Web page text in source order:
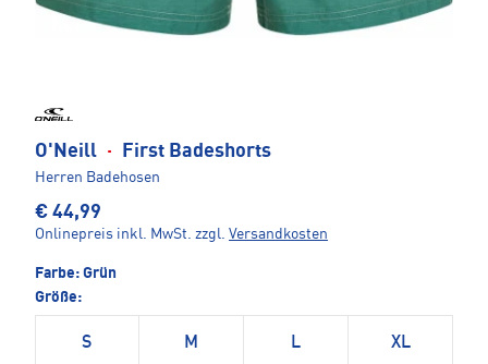
O'Neill · First Badeshorts
Herren Badehosen
€ 44,99
Onlinepreis inkl. MwSt. zzgl. Versandkosten
Farbe: Grün
Größe:
S M L XL